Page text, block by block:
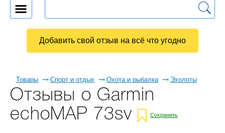
Товары Спорт и отдых Охота и рыбалка Эхолоты
Отзывы о Garmin
echoMAP 73sv
Сохранить
Добавить свой отзыв на всё что угодно